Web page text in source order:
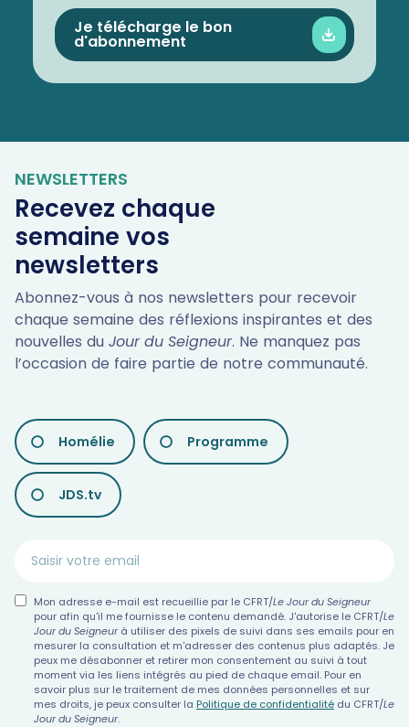
Je télécharge le bon
d'abonnement
NEWSLETTERS
Recevez chaque
semaine vos
newsletters
Abonnez-vous à nos newsletters pour recevoir
chaque semaine des réflexions inspirantes et des
nouvelles du Jour du Seigneur. Ne manquez pas
l’occasion de faire partie de notre communauté.
LES
DIFFÉRENTES
NEWSLETTERS
Homélie Programme
JDS.tv
Mon adresse e-mail est recueillie par le CFRT/Le Jour du Seigneur
pour afin qu'il me fournisse le contenu demandé. J'autorise le CFRT/Le
Jour du Seigneurà utiliser des pixels de suivi dans ses emails pour en
mesurer la consultation et m'adresser des contenus plus adaptés. Je
peux me désabonner et retirer mon consentement au suivi à tout
moment via les liens intégrés au pied de chaque email. Pour en
savoir plus sur le traitement de mes données personnelles et sur
mes droits, je peux consulter la Politique de confidentialité du CFRT/Le
Jour du Seigneur.